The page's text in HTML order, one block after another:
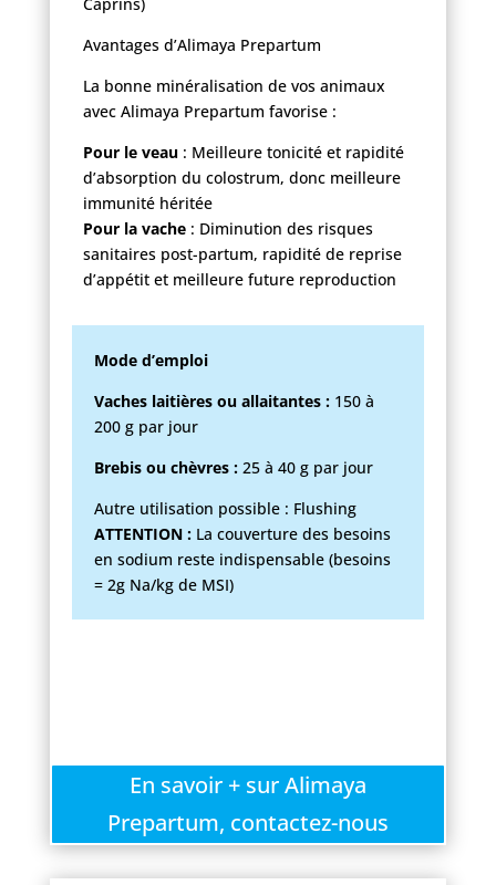
Avantages d’Alimaya Prepartum
La bonne minéralisation de vos animaux
avec Alimaya Prepartum favorise :
Pour le veau : Meilleure tonicité et rapidité
d’absorption du colostrum, donc meilleure
immunité héritée
Pour la vache: Diminution des risques
sanitaires post-partum, rapidité de reprise
d’appétit et meilleure future reproduction
Mode d’emploi
Vaches laitières ou allaitantes : 150 à
200 g par jour
Brebis ou chèvres : 25 à 40 g par jour
Autre utilisation possible : Flushing
ATTENTION : La couverture des besoins
en sodium reste indispensable (besoins
= 2g Na/kg de MSI)
En savoir + sur Alimaya
Prepartum, contactez-nous